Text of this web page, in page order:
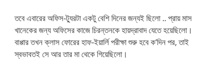
তবে এবারের অফিস-ট্যুরটা একটু বেশি দিনের জন্যই ছিলো .. প্রায় মাস
খানেকের জন্য অফিসের কাজে চিরন্তনকে হায়দ্রাবাদ যেতে হয়েছিলো।
বাপ্পার তখন ক্লাস ফোরের হাফ-ইয়ার্লি পরীক্ষা শুরু হবে ক’দিন পর, তাই
স্বভাবতই সে আর তার মা থেকে গিয়েছিলো।